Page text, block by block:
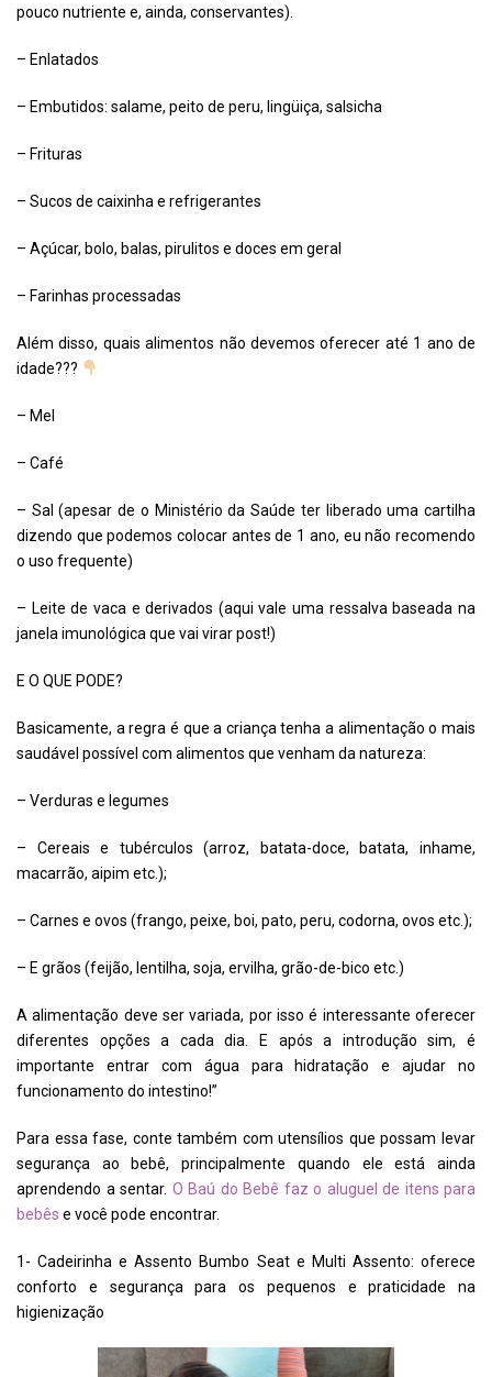
pouco nutriente e, ainda, conservantes).
– Enlatados
– Embutidos: salame, peito de peru, lingüiça, salsicha
– Frituras
– Sucos de caixinha e refrigerantes
– Açúcar, bolo, balas, pirulitos e doces em geral
– Farinhas processadas
Além disso, quais alimentos não devemos oferecer até 1 ano de
idade???
– Mel
– Café
– Sal (apesar de o Ministério da Saúde ter liberado uma cartilha
dizendo que podemos colocar antes de 1 ano, eu não recomendo
o uso frequente)
– Leite de vaca e derivados (aqui vale uma ressalva baseada na
janela imunológica que vai virar post!)
E O QUE PODE?
Basicamente, a regra é que a criança tenha a alimentação o mais
saudável possível com alimentos que venham da natureza:
– Verduras e legumes
– Cereais e tubérculos (arroz, batata-doce, batata, inhame,
macarrão, aipim etc.);
– Carnes e ovos (frango, peixe, boi, pato, peru, codorna, ovos etc.);
– E grãos (feijão, lentilha, soja, ervilha, grão-de-bico etc.)
A alimentação deve ser variada, por isso é interessante oferecer
diferentes opções a cada dia. E após a introdução sim, é
importante entrar com água para hidratação e ajudar no
funcionamento do intestino!”
Para essa fase, conte também com utensílios que possam levar
segurança ao bebê, principalmente quando ele está ainda
aprendendo a sentar. O Baú do Bebê faz o aluguel de itens para
bebês e você pode encontrar.
1- Cadeirinha e Assento Bumbo Seat e Multi Assento: oferece
conforto e segurança para os pequenos e praticidade na
higienização